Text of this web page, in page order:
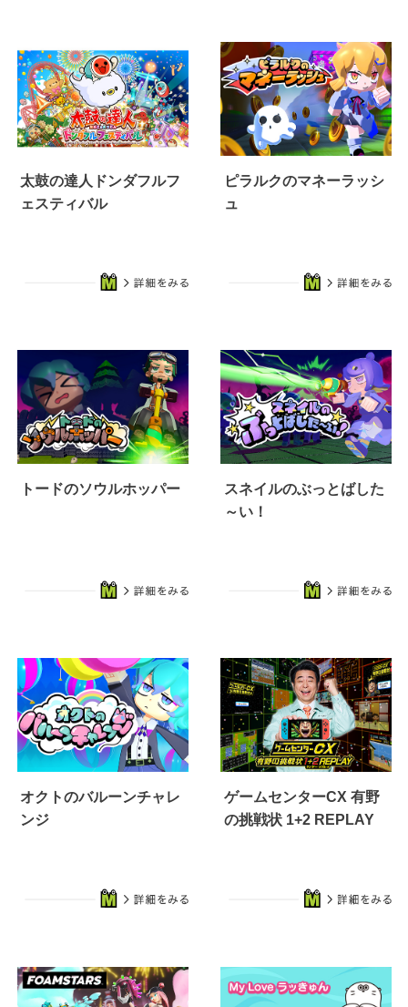
太鼓の達人ドンダフルフ
ェスティバル
ピラルクのマネーラッシ
ュ
トードのソウルホッパー
スネイルのぶっとばした
～い！
オクトのバルーンチャレ
ンジ
ゲームセンターCX 有野
の挑戦状 1+2 REPLAY